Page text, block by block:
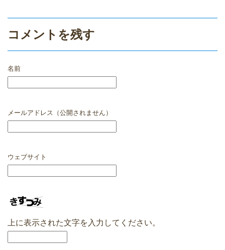
コメントを残す
名前
メールアドレス（公開されません）
ウェブサイト
上に表示された文字を入力してください。